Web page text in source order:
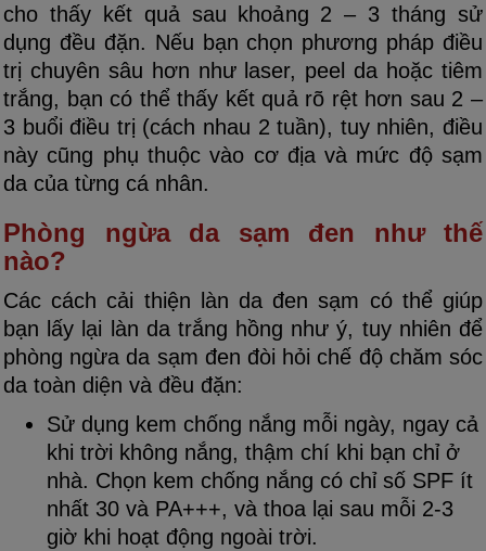
cho thấy kết quả sau khoảng 2 – 3 tháng sử
dụng đều đặn. Nếu bạn chọn phương pháp điều
trị chuyên sâu hơn như laser, peel da hoặc tiêm
trắng, bạn có thể thấy kết quả rõ rệt hơn sau 2 –
3 buổi điều trị (cách nhau 2 tuần), tuy nhiên, điều
này cũng phụ thuộc vào cơ địa và mức độ sạm
da của từng cá nhân.
Phòng ngừa da sạm đen như thế
nào?
Các cách cải thiện làn da đen sạm có thể giúp
bạn lấy lại làn da trắng hồng như ý, tuy nhiên để
phòng ngừa da sạm đen đòi hỏi chế độ chăm sóc
da toàn diện và đều đặn:
Sử dụng kem chống nắng mỗi ngày, ngay cả
khi trời không nắng, thậm chí khi bạn chỉ ở
nhà. Chọn kem chống nắng có chỉ số SPF ít
nhất 30 và PA+++, và thoa lại sau mỗi 2-3
giờ khi hoạt động ngoài trời.